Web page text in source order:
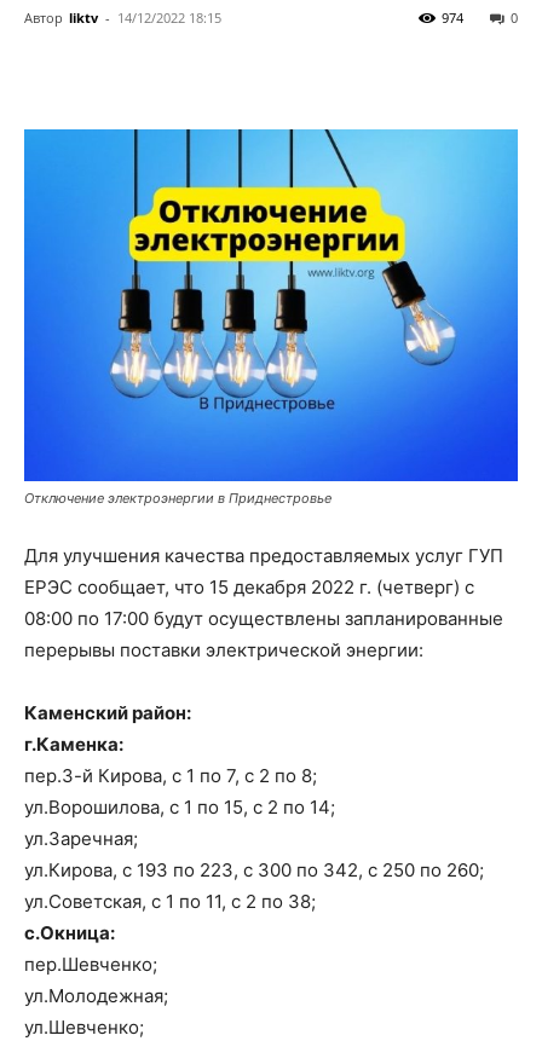
Автор liktv - 14/12/2022 18:15 0
974
Отключение электроэнергии в Приднестровье
Для улучшения качества предоставляемых услуг ГУП
ЕРЭС сообщает, что 15 декабря 2022 г. (четверг) с
08:00 по 17:00 будут осуществлены запланированные
перерывы поставки электрической энергии:
Каменский район:
г.Каменка:
пер.3-й Кирова, с 1 по 7, с 2 по 8;
ул.Ворошилова, с 1 по 15, с 2 по 14;
ул.Заречная;
ул.Кирова, с 193 по 223, с 300 по 342, с 250 по 260;
ул.Советская, с 1 по 11, с 2 по 38;
с.Окница:
пер.Шевченко;
ул.Молодежная;
ул.Шевченко;